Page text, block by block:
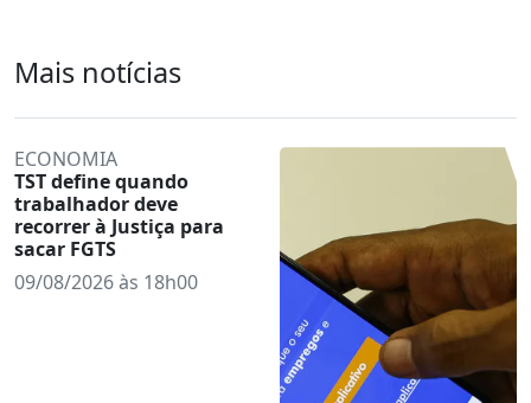
Mais notícias
ECONOMIA
TST define quando
trabalhador deve
recorrer à Justiça para
sacar FGTS
09/08/2026 às 18h00